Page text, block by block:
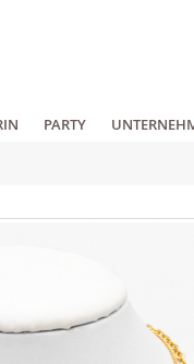
PARTY